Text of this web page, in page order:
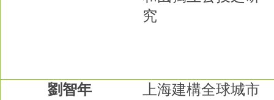
究
劉智年
上海建構全球城市